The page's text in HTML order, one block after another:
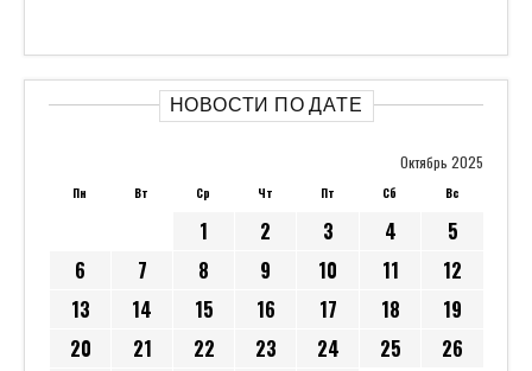
НОВОСТИ ПО ДАТЕ
Октябрь 2025
Пн Вт Ср Чт Пт Сб Вс
1 2 3 4
5
6
7 8 9 10 11
12
13
14 15 16 17 18
19
20
21 22 23 24 25
26